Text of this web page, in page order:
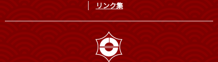
リンク集